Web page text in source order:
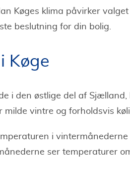
Køges klima påvirker
beslutning for din bolig.
Køge
i den østlige del af
milde vintre og forholdsvis
i
ser temperaturer